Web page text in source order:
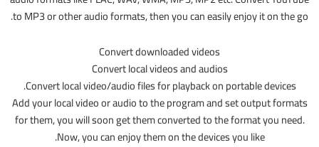
to MP3 or other audio formats, then you can easily enjoy it on the go.
Convert downloaded videos
Convert local videos and audios
Convert local video/audio files for playback on portable devices.
Add your local video or audio to the program and set output formats
for them, you will soon get them converted to the format you need.
Now, you can enjoy them on the devices you like.